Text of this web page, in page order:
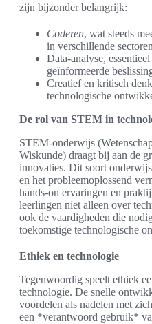
zijn bijzonder belangrijk:
Coderen, wat steeds
in verschillende
Data-analyse,
geïnformeerde
Creatief en kritisch
technologische
De rol van STEM in
STEM-onderwijs
Wiskunde) draagt bij aan de
innovaties. Dit soort
en het probleemoplossend
hands-on ervaringen en
leerlingen niet alleen over
ook de vaardigheden die
toekomstige technologische
Ethiek en technologie
Tegenwoordig speelt ethiek
technologie. De snelle
voordelen als nadelen met
een *verantwoord gebruik*